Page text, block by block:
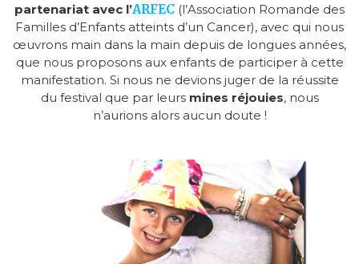
partenariat avec l’ARFEC (l’Association Romande des
Familles d’Enfants atteints d’un Cancer), avec qui nous
œuvrons main dans la main depuis de longues années,
que nous proposons aux enfants de participer à cette
manifestation. Si nous ne devions juger de la réussite
du festival que par leurs mines réjouies, nous
n’aurions alors aucun doute !